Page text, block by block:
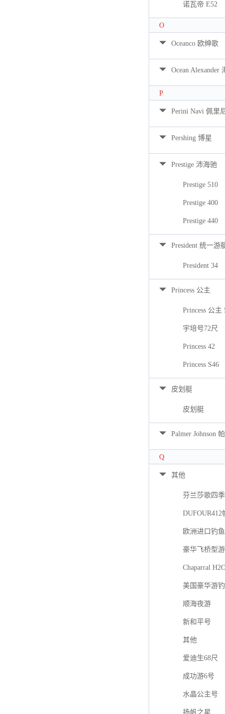
诺瓦帝 E52
O
Oceanco 欧绅歌
Ocean Alexander
P
Perini Navi 佩里
Pershing 博星
Prestige 沛海驰
Prestige 510
Prestige 400
Prestige 440
President 统一游
President 34
Princess 公主
Princess 公主
宇培号72尺
Princess 42
Princess S46
皮划艇
皮划艇
Palmer Johnson
Q
其他
芬兰莎歌四
DUFOUR412
欧洲进口钓
豪华飞桥型
Chaparral
美国豪华游
顺海夜游
新和平号
其他
爱迪生68尺
成功游6号
水晶公主号
扬帆之星